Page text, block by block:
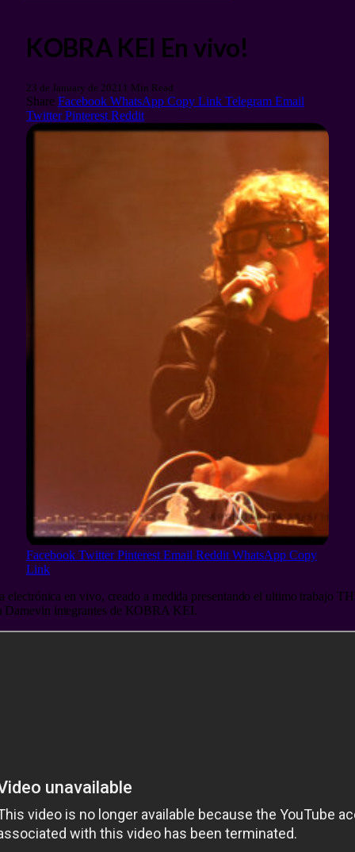
KOBRA KEI En vivo!
23 de January de 2021 1 Min Read
Share Facebook WhatsApp Copy Link Telegram Email
Twitter Pinterest Reddit
Facebook Twitter Pinterest Email Reddit WhatsApp Copy
Link
electrónica en vivo, creado a medida presentando el ultimo trabajo
Damevin integrantes de KOBRA KEI.